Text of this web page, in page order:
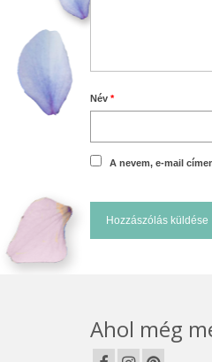
Név *
A nevem, e-mail
Ahol még